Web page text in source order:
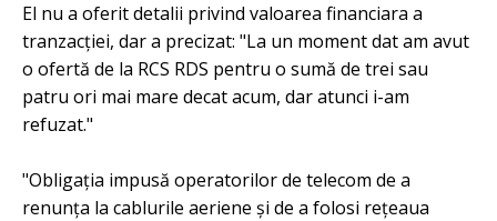
El nu a oferit detalii privind valoarea financiara a
tranzacției, dar a precizat: "La un moment dat am avut
o ofertă de la RCS RDS pentru o sumă de trei sau
patru ori mai mare decat acum, dar atunci i-am
refuzat."
"Obligaţia impusă operatorilor de telecom de a
renunţa la cablurile aeriene şi de a folosi reţeaua